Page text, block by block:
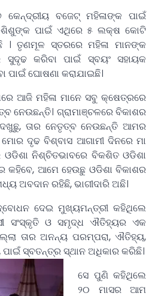
ବଜେଟ୍‌ ମହିଳାଙ୍କ ପାଇଁ
ଶିଶୁଙ୍କ ପାଇଁ ଏଥିରେ ୫ ଲକ୍ଷ କୋଟି
। ତୃଣମୂଳ ସ୍ତରରେ ମହିଳା ମାନଙ୍କ
କରିବା ପାଇଁ ସ୍ବୟଂ ସହାୟକ
ପାଇଁ ଘୋଷଣା କରାଯାଇଛି।
ଆଜି ମହିଳା ମାନେ ସବୁ କ୍ଷେତ୍ରରେ
ନେଉଛନ୍ତି। ଗ୍ରାମାଞ୍ଚଳରେ ବିକାଶର
ତାର ନେତୃତ୍ବ ନେଉଛନ୍ତି ଆମର
ଦୃଢ ବିଶ୍ବାସ ଆଗାମୀ ଦିନରେ ମା
ନିଶ୍ଚିତଭାବରେ ବିକଶିତ ଓଡିଶା
କହିବେ, ଆମେ ହେଉଛୁ ଓଡିଶା ବିକାଶର
ଅବଦାନ ରହିଛି, ଭାଗୀଦାରି ଅଛି।
ଦେଇ ମୁଖ୍ୟମନ୍ତ୍ରୀ କହିଥିଲେ
ସଂସ୍କୃତି ଓ ସମୃଦ୍ଧ ଐତିହ୍ୟର ଏକ
ତାର ଅନନ୍ୟ ପରମ୍ପରା, ଐତିହ୍ୟ,
ସ୍ବତନ୍ତ୍ର ସ୍ଥାନ ଅଧିକାର କରିଛି।
ସେ ପୁଣି କହିଥିଲେ
୨୦ ମାସର ଆମ